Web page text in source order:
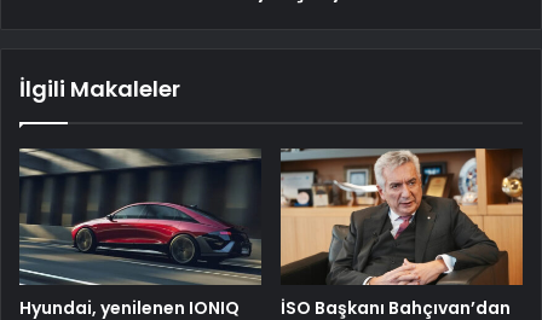
İlgili Makaleler
Hyundai, yenilenen IONIQ
İSO Başkanı Bahçıvan’dan